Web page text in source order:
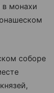
монахи
соборе